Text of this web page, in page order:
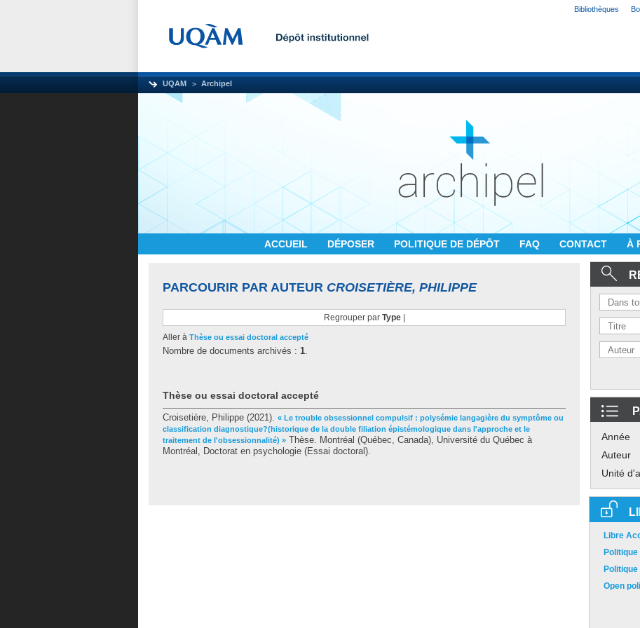
Bibliothèques
UQAM Archipel
ACCUEIL DÉPOSER POLITIQUE DE DÉPÔT FAQ CONTACT À
PARCOURIR PAR AUTEUR CROISETIÈRE, PHILIPPE
Regrouper par Type|
Aller à Thèse ou essai doctoral accepté
Nombre de documents archivés : 1.
Thèse ou essai doctoral accepté
Croisetière, Philippe (2021). « Le trouble obsessionnel compulsif : polysémie langagière du symptôme ou
classification diagnostique?(historique de la double filiation épistémologique dans l'approche et le
traitement de l'obsessionnalité) » Thèse. Montréal (Québec, Canada), Université du Québec à
Montréal, Doctorat en psychologie (Essai doctoral).
Année
Auteur
Unité
Libre
Open